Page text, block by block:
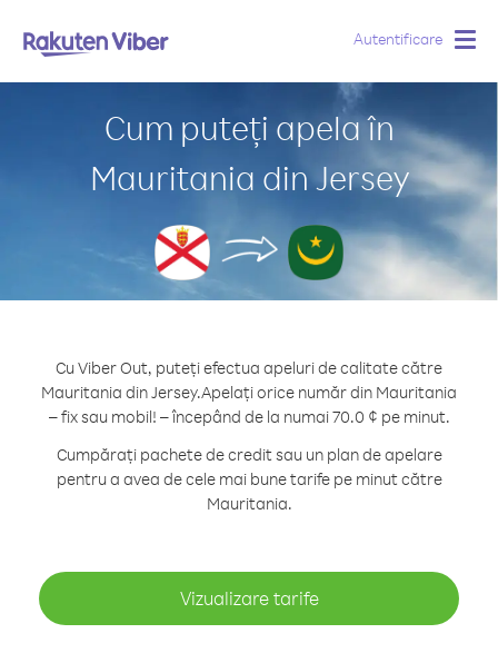
Autentificare
Cum puteți apela în
Mauritania din Jersey
Cu Viber Out, puteți efectua apeluri de calitate către
Mauritania din Jersey.Apelați orice număr din Mauritania
– fix sau mobil! – începând de la numai 70.0 ¢ pe minut.
Cumpărați pachete de credit sau un plan de apelare
pentru a avea de cele mai bune tarife pe minut către
Mauritania.
Vizualizare tarife